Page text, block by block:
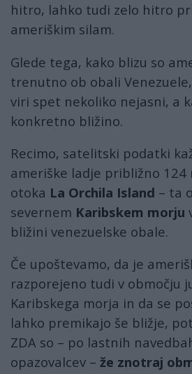
hitro, lahko tudi zelo hitro
ameriškim silam.
Glede tega, kako blizu so
trenutno ob obali
viri spet nekoliko nejasni, a
konkretno bližino.
Recimo, satelitski podatki
ameriške ladje približno 124
otoka La Orchila Island – ta
severnem Karibskem morju
bližini venezuelske obale.
Če upoštevamo, da je
razporejeno tudi v območju
Karibskega morja in da se
lahko premikajo še bližje,
ZDA so – po lastnih
opazovalcev – že znotraj